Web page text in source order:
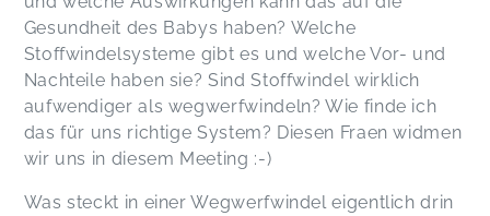
Gesundheit des Babys haben? Welche
Stoffwindelsysteme gibt es und welche Vor- und
Nachteile haben sie? Sind Stoffwindel wirklich
aufwendiger als wegwerfwindeln? Wie finde ich
das für uns richtige System? Diesen Fraen widmen
wir uns in diesem Meeting :-)
Was steckt in einer Wegwerfwindel eigentlich drin